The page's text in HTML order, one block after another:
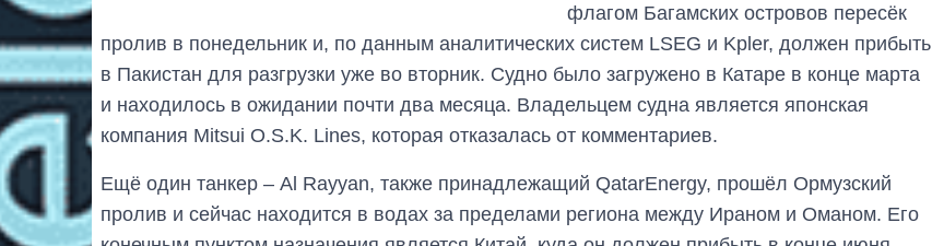
флагом Багамских островов пересёк
пролив в понедельник и, по данным аналитических систем LSEG и Kpler, должен прибыть
в Пакистан для разгрузки уже во вторник. Судно было загружено в Катаре в конце марта
и находилось в ожидании почти два месяца. Владельцем судна является японская
компания Mitsui O.S.K. Lines, которая отказалась от комментариев.
Ещё один танкер – Al Rayyan, также принадлежащий QatarEnergy, прошёл Ормузский
пролив и сейчас находится в водах за пределами региона между Ираном и Оманом. Его